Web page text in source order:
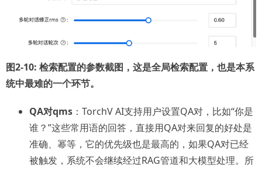
图2-10: 检索配置的参数截图，这是全局检索配置，也是本系
统中最难的一个环节。
QA对qms ：TorchV AI支持用户设置QA对，比如“你是
谁？”这些常用语的回答，直接用QA对来回复的好处是
准确、幂等，它的优先级也是最高的，如果QA对已经
被触发，系统不会继续经过RAG管道和大模型处理。所